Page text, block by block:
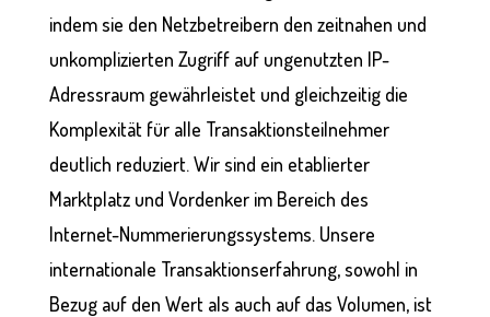
indem sie den Netzbetreibern den zeitnahen und
unkomplizierten Zugriff auf ungenutzten IP-
Adressraum gewährleistet und gleichzeitig die
Komplexität für alle Transaktionsteilnehmer
deutlich reduziert. Wir sind ein etablierter
Marktplatz und Vordenker im Bereich des
Internet-Nummerierungssystems. Unsere
internationale Transaktionserfahrung, sowohl in
Bezug auf den Wert als auch auf das Volumen, ist